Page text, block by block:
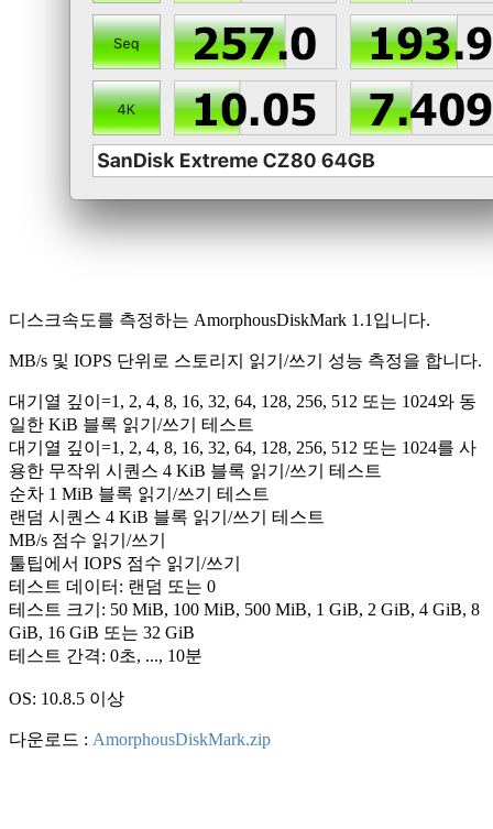
디스크속도를 측정하는 AmorphousDiskMark 1.1입니다.
MB/s 및 IOPS 단위로 스토리지 읽기/쓰기 성능 측정을 합니다.
대기열 깊이=1, 2, 4, 8, 16, 32, 64, 128, 256, 512 또는 1024와 동
일한 KiB 블록 읽기/쓰기 테스트
대기열 깊이=1, 2, 4, 8, 16, 32, 64, 128, 256, 512 또는 1024를 사
용한 무작위 시퀀스 4 KiB 블록 읽기/쓰기 테스트
순차 1 MiB 블록 읽기/쓰기 테스트
랜덤 시퀀스 4 KiB 블록 읽기/쓰기 테스트
MB/s 점수 읽기/쓰기
툴팁에서 IOPS 점수 읽기/쓰기
테스트 데이터: 랜덤 또는 0
테스트 크기: 50 MiB, 100 MiB, 500 MiB, 1 GiB, 2 GiB, 4 GiB, 8
GiB, 16 GiB 또는 32 GiB
테스트 간격: 0초, ..., 10분
OS: 10.8.5 이상
다운로드 : AmorphousDiskMark.zip